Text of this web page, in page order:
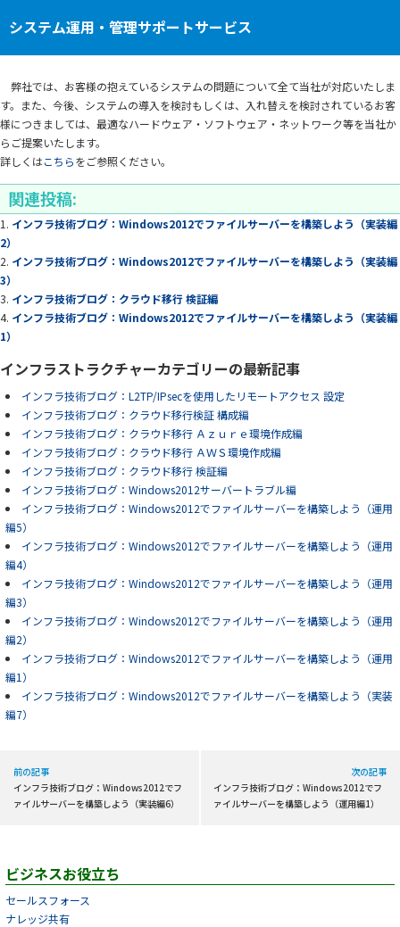
システム運用・管理サポートサービス
弊社では、お客様の抱えているシステムの問題について全て当社が対応いたしま
す。また、今後、システムの導入を検討もしくは、入れ替えを検討されているお客
様につきましては、最適なハードウェア・ソフトウェア・ネットワーク等を当社か
らご提案いたします。
詳しくはこちらをご参照ください。
関連投稿:
インフラ技術ブログ：Windows2012でファイルサーバーを構築しよう（実装編
2）
インフラ技術ブログ：Windows2012でファイルサーバーを構築しよう（実装編
3）
インフラ技術ブログ：クラウド移行 検証編
インフラ技術ブログ：Windows2012でファイルサーバーを構築しよう（実装編
1）
インフラストラクチャーカテゴリーの最新記事
インフラ技術ブログ：L2TP/IPsecを使用したリモートアクセス 設定
インフラ技術ブログ：クラウド移行検証 構成編
インフラ技術ブログ：クラウド移行 Ａｚｕｒｅ環境作成編
インフラ技術ブログ：クラウド移行 ＡＷＳ環境作成編
インフラ技術ブログ：クラウド移行 検証編
インフラ技術ブログ：Windows2012サーバートラブル編
インフラ技術ブログ：Windows2012でファイルサーバーを構築しよう（運用
編5）
インフラ技術ブログ：Windows2012でファイルサーバーを構築しよう（運用
編4）
インフラ技術ブログ：Windows2012でファイルサーバーを構築しよう（運用
編3）
インフラ技術ブログ：Windows2012でファイルサーバーを構築しよう（運用
編2）
インフラ技術ブログ：Windows2012でファイルサーバーを構築しよう（運用
編1）
インフラ技術ブログ：Windows2012でファイルサーバーを構築しよう（実装
編7）
前の記事
インフラ技術ブログ：Windows2012でフ
ァイルサーバーを構築しよう（実装編6）
次の記事
インフラ技術ブログ：Windows2012でフ
ァイルサーバーを構築しよう（運用編1）
ビジネスお役立ち
セールスフォース
ナレッジ共有